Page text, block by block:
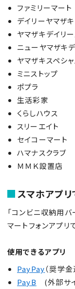
ファミリーマート
デイリーヤマザキ
ヤマザキデイリ
ニューヤマザキ
ヤマザキスペシ
ミニストップ
ポプラ
生活彩家
くらしハウス
スリーエイト
セイコーマート
ハマナスクラブ
ＭＭＫ設置店
スマホアプ
「コンビニ収納用
マートフォンアプリ
使用できるアプリ
PayPay（奨学
PayB (外部サ